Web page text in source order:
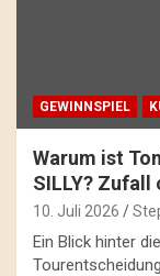
GEWINNSPIEL
Warum ist
SILLY?
10. Juli 2026
Ein Blick hinter